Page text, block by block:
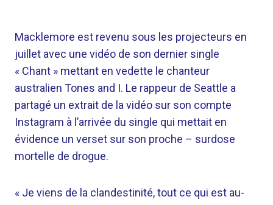
Macklemore est revenu sous les projecteurs en
juillet avec une vidéo de son dernier single
« Chant » mettant en vedette le chanteur
australien Tones and I. Le rappeur de Seattle a
partagé un extrait de la vidéo sur son compte
Instagram à l’arrivée du single qui mettait en
évidence un verset sur son proche – surdose
mortelle de drogue.
« Je viens de la clandestinité, tout ce qui est au-